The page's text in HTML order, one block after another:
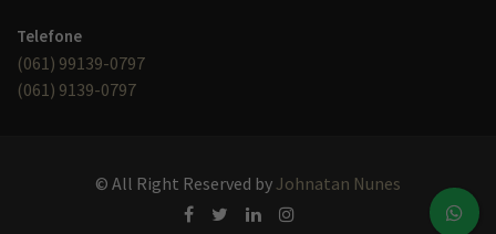
Telefone
(061) 99139-0797
(061) 9139-0797
© All Right Reserved byJohnatan Nunes